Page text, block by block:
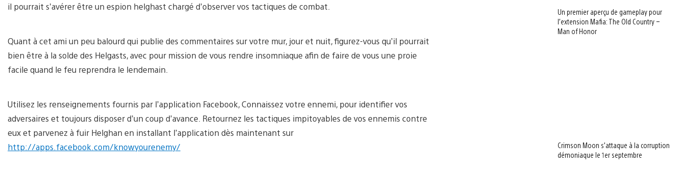
il pourrait s’avérer être un espion helghast chargé d’observer vos tactiques de combat.
Quant à cet ami un peu balourd qui publie des commentaires sur votre mur, jour et nuit, figurez-vous qu’il pourrait
bien être à la solde des Helgasts, avec pour mission de vous rendre insomniaque afin de faire de vous une proie
facile quand le feu reprendra le lendemain.
Utilisez les renseignements fournis par l’application Facebook, Connaissez votre ennemi, pour identifier vos
adversaires et toujours disposer d’un coup d’avance. Retournez les tactiques impitoyables de vos ennemis contre
eux et parvenez à fuir Helghan en installant l’application dès maintenant sur
http://apps.facebook.com/knowyourenemy/
Un premier aperçu de gameplay pour
l’extension Mafia: The Old Country –
Man of Honor
Crimson Moon s’attaque à la corruption
démoniaque le 1er septembre